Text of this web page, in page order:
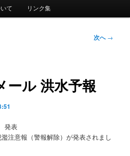
て リンク集
次へ→
ール 洪水予報
発表
注意報（警報解除）が発表されまし